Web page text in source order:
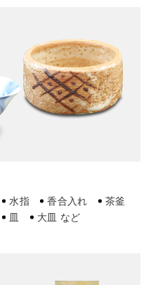
水指 香合入れ
茶釜
皿 大皿